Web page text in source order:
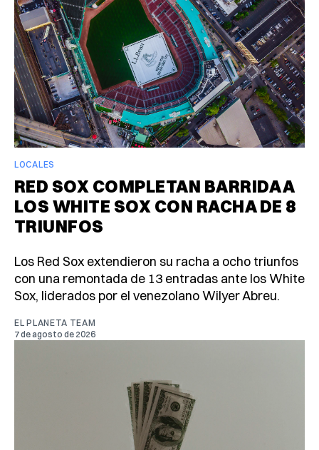
LOCALES
RED SOX COMPLETAN BARRIDA A
LOS WHITE SOX CON RACHA DE 8
TRIUNFOS
Los Red Sox extendieron su racha a ocho triunfos
con una remontada de 13 entradas ante los White
Sox, liderados por el venezolano Wilyer Abreu.
EL PLANETA TEAM
7 de agosto de 2026